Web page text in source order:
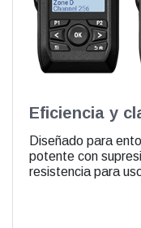
Eficiencia y
Diseñado para
potente con
resistencia para